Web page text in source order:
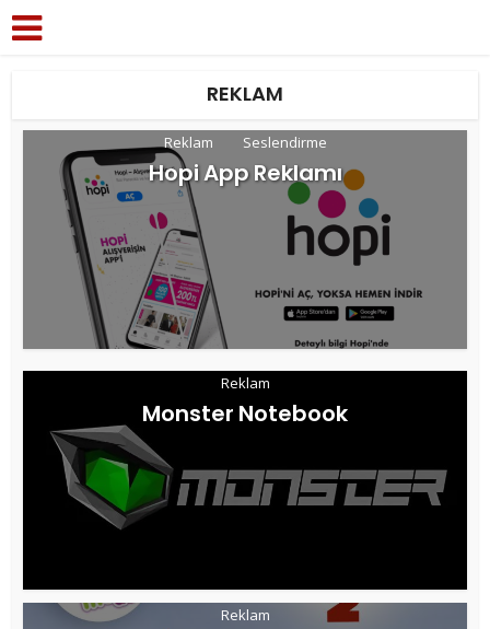
REKLAM
Reklam Seslendirme
Hopi App Reklamı
Reklam
Monster Notebook
Reklam